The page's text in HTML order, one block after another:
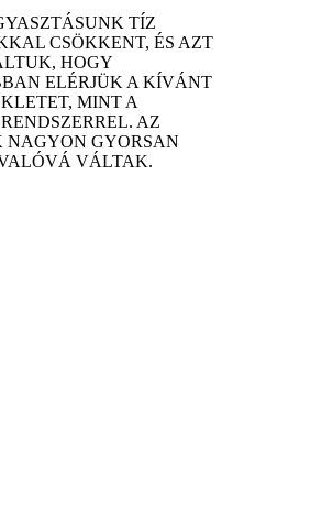
TÍZ
CSÖKKENT, ÉS AZT
HOGY
ELÉRJÜK A KÍVÁNT
MINT A
AZ
NAGYON GYORSAN
VÁLTAK.